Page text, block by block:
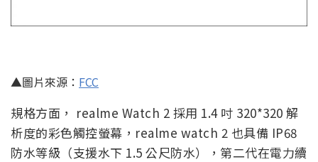
▲圖片來源： FCC
規格方面， realme Watch 2 採用 1.4 吋 320*320 解
析度的彩色觸控螢幕， realme watch 2 也具備 IP68
防水等級（支援水下 1.5 公尺防水），第二代在電力續